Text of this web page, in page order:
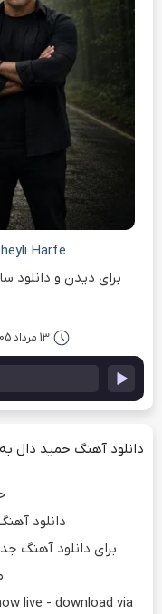
Harfe
برای دیدن و دانلود
13 مرداد 1405
دانلود آهنگ حمید دال
دانلود
برای دانلود آهنگ
live - download via